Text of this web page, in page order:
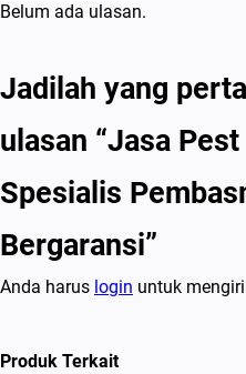
Belum ada ulasan.
Jadilah yang
ulasan “Jasa
Spesialis
Bergaransi”
Anda harus login untuk
Produk Terkait